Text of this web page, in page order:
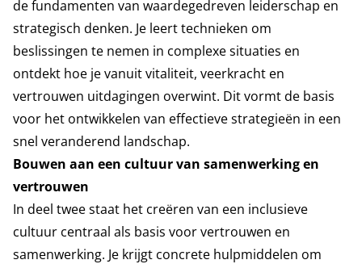
de fundamenten van waardegedreven leiderschap en
strategisch denken. Je leert technieken om
beslissingen te nemen in complexe situaties en
ontdekt hoe je vanuit vitaliteit, veerkracht en
vertrouwen uitdagingen overwint. Dit vormt de basis
voor het ontwikkelen van effectieve strategieën in een
snel veranderend landschap.
Bouwen aan een cultuur van samenwerking en
vertrouwen
In deel twee staat het creëren van een inclusieve
cultuur centraal als basis voor vertrouwen en
samenwerking. Je krijgt concrete hulpmiddelen om